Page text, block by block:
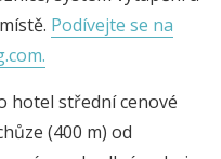
Podívejte se na
hotel střední cenové
(400 m) od